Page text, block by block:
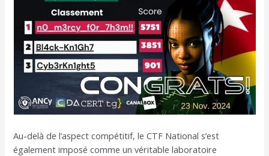
Au-delà de l’aspect compétitif, le CTF National s’est
également imposé comme un véritable laboratoire